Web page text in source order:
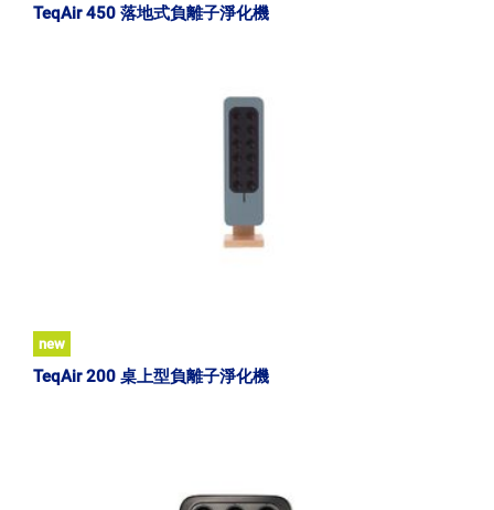
TeqAir 450 落地式負離子淨化機
new
TeqAir 200 桌上型負離子淨化機